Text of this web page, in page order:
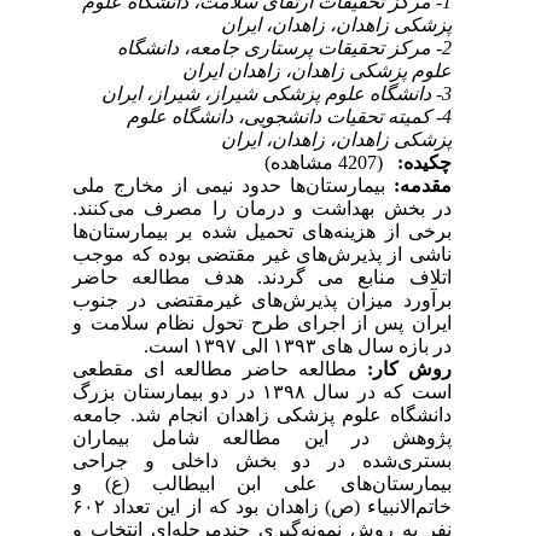
پزشکی زاهدان، زاهدان، ایران
2- مرکز تحقیقات پرستاری جامعه، دانشگاه
علوم پزشکی زاهدان، زاهدان ایران
4- کمیته تحقیات دانشجویی، دانشگاه علوم
پزشکی زاهدان، زاهدان، ایران
چکیده:
مقدمه:بیمارستان‌ها حدود نیمی از مخارج ملی
در بخش بهداشت و درمان را مصرف می‌کنند.
برخی از هزینه‌های تحمیل شده بر بیمارستان‌ها
ناشی از پذیرش‌های غیر مقتضی بوده که موجب
اتلاف منابع می گردند. هدف مطالعه حاضر
برآورد میزان پذیرش‌های غیرمقتضی در جنوب
ایران پس از اجرای طرح تحول نظام سلامت و
در بازه سال های ۱۳۹۳ الی ۱۳۹۷ است.
روش کار:مطالعه حاضر مطالعه ای مقطعی
است که در سال ۱۳۹۸ در دو بیمارستان بزرگ
دانشگاه علوم پزشکی زاهدان انجام شد. جامعه
پژوهش در این مطالعه شامل بیماران
بستری‌شده در دو بخش داخلی و جراحی
بیمارستان‌های علی ابن ابیطالب (ع) و
خاتم‌الانبیاء (ص) زاهدان بود که از این تعداد ۶۰۲
نفر به روش نمونه‌گیری چندمرحله‌ای انتخاب و